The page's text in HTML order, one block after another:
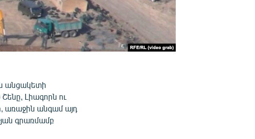
անցակետի
Լիագորն ու
առաջին անգամ այդ
գրառմամբ